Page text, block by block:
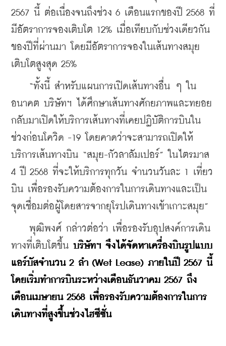
2567 นี้ ต่อเนื่องจนถึงช่วง 6 เดือนแรกของปี 2568 ที่
มีอัตราการจองเติบโต 12% เมื่อเทียบกับช่วงเดียวกัน
ของปีที่ผ่านมา โดยมีอัตราการจองในเส้นทางสมุย
เติบโตสูงสุด 25%
“ทั้งนี้ สำหรับแผนการเปิดเส้นทางอื่น ๆ ใน
อนาคต บริษัทฯ ได้ศึกษาเส้นทางศักยภาพและทยอย
กลับมาเปิดให้บริการเส้นทางที่เคยปฏิบัติการบินใน
ช่วงก่อนโควิด -19 โดยคาดว่าจะสามารถเปิดให้
บริการเส้นทางบิน “สมุย-กัวลาลัมเปอร์” ในไตรมาส
4 ปี 2568 ที่จะให้บริการทุกวัน จำนวนวันละ 1 เที่ยว
บิน เพื่อรองรับความต้องการในการเดินทางและเป็น
จุดเชื่อมต่อผู้โดยสารจากยุโรปเดินทางเข้าเกาะสมุย”
พุฒิพงศ์ กล่าวต่อว่า เพื่อรองรับอุปสงค์การเดิน
ทางที่เติบโตขึ้น บริษัทฯ จึงได้จัดหาเครื่องบินรูปแบบ
แอร์บัสจำนวน 2 ลำ (Wet Lease) ภายในปี 2567 นี้
โดยเริ่มทำการบินระหว่างเดือนธันวาคม 2567 ถึง
เดือนเมษายน 2568 เพื่อรองรับความต้องการในการ
เดินทางที่สูงขึ้นช่วงไฮซีซั่น